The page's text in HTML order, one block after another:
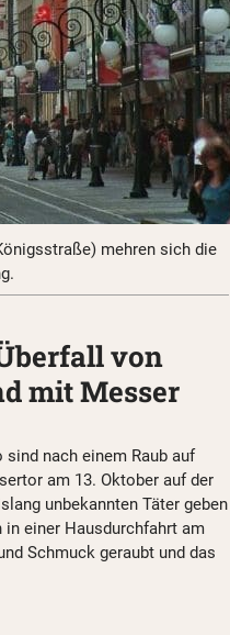
mehren sich die
von
mit Messer
nach einem Raub auf
am 13. Oktober auf der
unbekannten Täter geben
in einer Hausdurchfahrt am
Schmuck geraubt und das